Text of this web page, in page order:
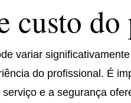
custo
variar
do profissional. É
e a segurança